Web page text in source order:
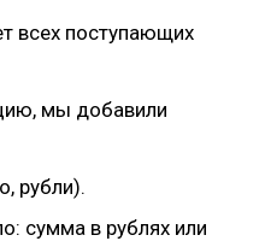
всех поступающих
мы добавили
рубли).
сумма в рублях или